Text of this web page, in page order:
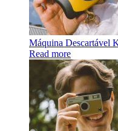
Máquina Descartável
Read more